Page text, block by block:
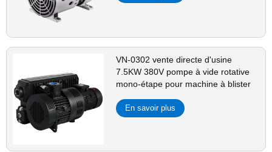
VN-0302 vente directe d'usine
7.5KW 380V pompe à vide rotative
mono-étape pour machine à blister
En savoir plus